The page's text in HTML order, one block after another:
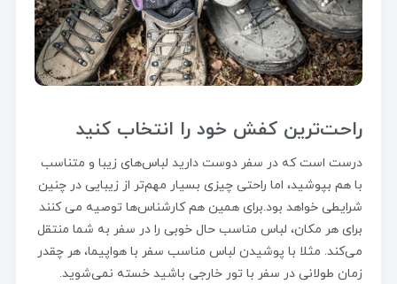
راحت‌ترین کفش خود را انتخاب کنید
درست است که در سفر دوست دارید لباس‌های زیبا و متناسب
با هم بپوشید، اما راحتی چیزی بسیار مهم‌تر از زیبایی در چنین
شرایطی خواهد بود.برای همین هم کارشناس‌ها توصیه می کنند
برای هر مکان، لباس مناسب حال خوبی را در سفر به شما منتقل
می‌کند. مثلا با پوشیدن لباس مناسب سفر با هواپیما، هر چقدر
زمان طولانی در سفر با تور خارجی باشید خسته نمی‌شوید.